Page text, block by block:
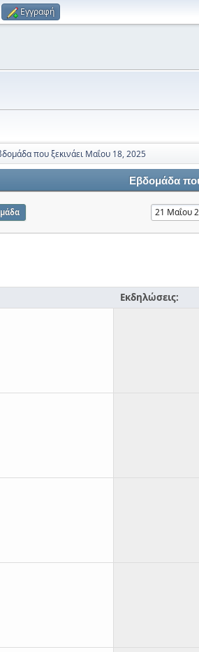
Εγγραφή
που ξεκινάει Μαΐου 18, 2025
Εβδομάδα
Εκδηλώσεις: